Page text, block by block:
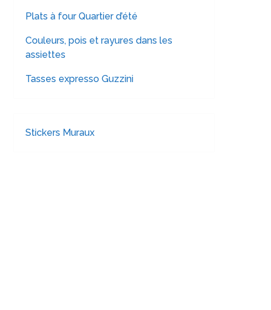
Plats à four Quartier d’été
Couleurs, pois et rayures dans les
assiettes
Tasses expresso Guzzini
Stickers Muraux